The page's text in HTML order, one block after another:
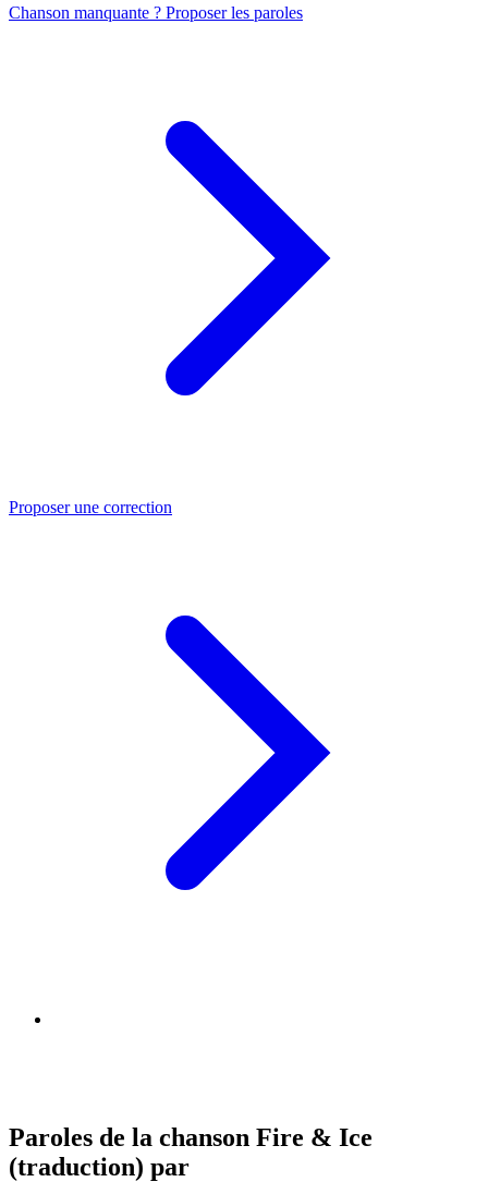
Chanson manquante ? Proposer les paroles
Proposer une correction
Paroles de la chanson Fire & Ice
(traduction) par